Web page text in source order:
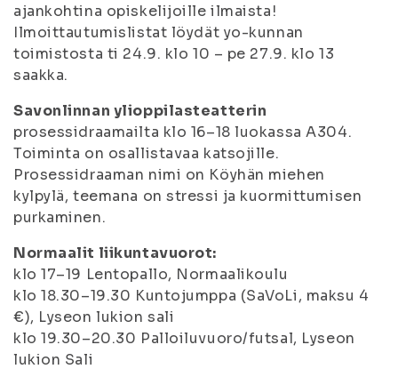
ajankohtina opiskelijoille ilmaista!
Ilmoittautumislistat löydät yo-kunnan
toimistosta ti 24.9. klo 10 – pe 27.9. klo 13
saakka.
Savonlinnan ylioppilasteatterin
prosessidraamailta klo 16–18 luokassa A304.
Toiminta on osallistavaa katsojille.
Prosessidraaman nimi on Köyhän miehen
kylpylä, teemana on stressi ja kuormittumisen
purkaminen.
Normaalit liikuntavuorot:
klo 17–19 Lentopallo, Normaalikoulu
klo 18.30–19.30 Kuntojumppa (SaVoLi, maksu 4
€), Lyseon lukion sali
klo 19.30–20.30 Palloiluvuoro/futsal, Lyseon
lukion Sali